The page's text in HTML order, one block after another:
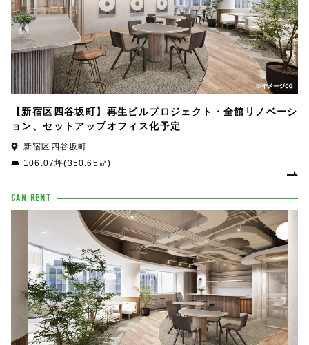
【新宿区四谷坂町】再生ビルプロジェクト・全館リノベーシ
ョン、セットアップオフィス化予定
新宿区四谷坂町
106.07坪(350.65㎡)
CAN RENT